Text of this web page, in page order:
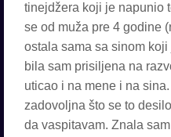
tinejdžera koji je napunio
se od muža pre 4 godine
ostala sama sa sinom
bila sam prisiljena na
uticao i na mene i na
zadovoljna što se to
da vaspitavam. Znala